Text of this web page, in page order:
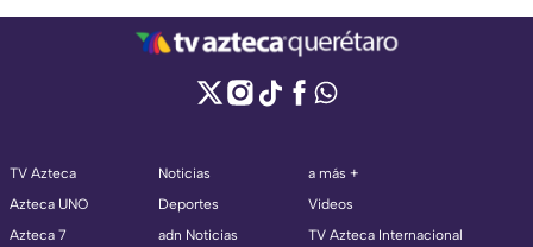
TV Azteca
Azteca UNO
Azteca 7
Noticias
Deportes
adn Noticias
a más +
Videos
TV Azteca Internacional